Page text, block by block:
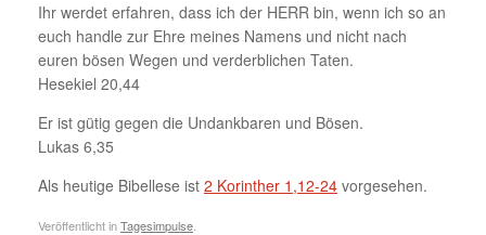
Ihr werdet erfahren, dass ich der HERR bin, wenn ich so an
euch handle zur Ehre meines Namens und nicht nach
euren bösen Wegen und verderblichen Taten.
Hesekiel 20,44
Er ist gütig gegen die Undankbaren und Bösen.
Lukas 6,35
Als heutige Bibellese ist 2 Korinther 1,12-24 vorgesehen.
Veröffentlicht inTagesimpulse